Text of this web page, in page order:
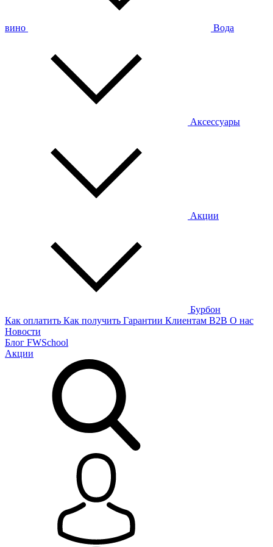
вино Вода
Аксессуары
Акции
Бурбон
Как оплатить Как получить Гарантии Клиентам B2B О нас
Новости
Блог FWSchool
Акции